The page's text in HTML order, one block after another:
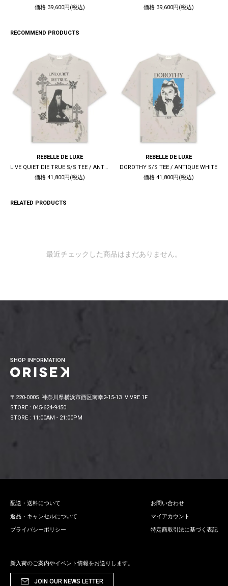
価格 39,600円(税込)
価格 39,600円(税込)
RECOMMEND PRODUCTS
REBELLE DE LUXE
LIVE QUIET DIE TRUE S/S TEE / ANTIQUE WHITE
価格 41,800円(税込)
REBELLE DE LUXE
DOROTHY S/S TEE / ANTIQUE WHITE
価格 41,800円(税込)
RELATED PRODUCTS
最近チェックした商品はまだありません。
SHOP INFORMATION
〒220-0005 神奈川県横浜市西区南幸2-15-13 VIVRE 1F
STORE : 045-624-9450
STORE : 11:00AM - 21:00PM
配送・送料について
返品・キャンセルについて
プライバシーポリシー
お問い合わせ
マイアカウント
特定商取引法に基づく表記
新入荷のご案内やイベント情報をお送りします。
JOIN OUR NEWS LETTER